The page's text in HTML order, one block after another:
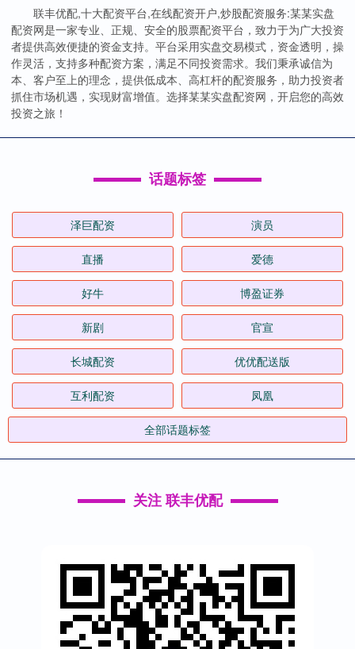
联丰优配,十大配资平台,在线配资开户,炒股配资服务:某某实盘
配资网是一家专业、正规、安全的股票配资平台，致力于为广大投资
者提供高效便捷的资金支持。平台采用实盘交易模式，资金透明，操
作灵活，支持多种配资方案，满足不同投资需求。我们秉承诚信为
本、客户至上的理念，提供低成本、高杠杆的配资服务，助力投资者
抓住市场机遇，实现财富增值。选择某某实盘配资网，开启您的高效
投资之旅！
话题标签
泽巨配资 演员
直播 爱德
好牛 博盈证券
新剧 官宣
长城配资 优优配送版
互利配资 凤凰
全部话题标签
关注 联丰优配